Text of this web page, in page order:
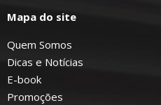
Mapa do site
Quem Somos
Dicas e Notícias
E-book
Promoções